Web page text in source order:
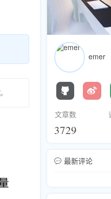
emer
文章数
3729
最新评论